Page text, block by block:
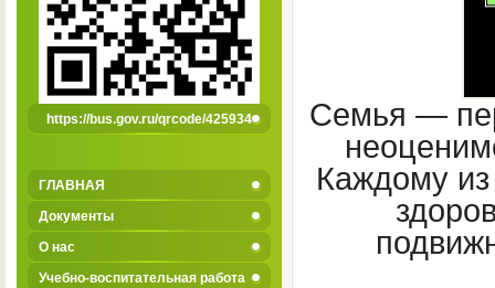
https://bus.gov.ru/qrcode/425934
ГЛАВНАЯ
Документы
О нас
Учебно-воспитательная работа
Семья —
Каждому